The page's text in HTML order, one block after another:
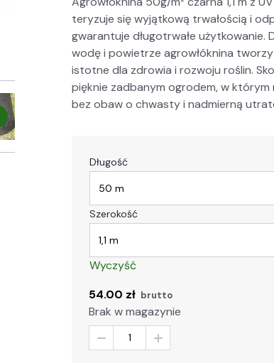
teryzu­je się wyjątkową trwałoś­cią i
gwaran­tu­je dłu­gotr­wałe
wodę i powi­etrze agrowłókn­i­na
istotne dla zdrowia i roz­wo­ju roślin.
pięknie zad­banym ogro­dem, w
bez obaw o chwasty i nad­mierną
Długość
Szerokość
Wyczyść
54.00 zł brutto
Brak w magazynie
-
ilość
+